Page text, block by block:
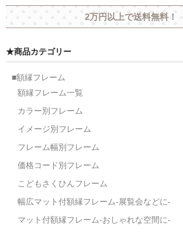
2万円以上で送料無料！
★商品カテゴリー
■額縁フレーム
額縁フレーム一覧
カラー別フレーム
イメージ別フレーム
フレーム幅別フレーム
価格コード別フレーム
こどもさくひんフレーム
幅広マット付額縁フレーム-展覧会などに-
マット付額縁フレーム-おしゃれな空間に-